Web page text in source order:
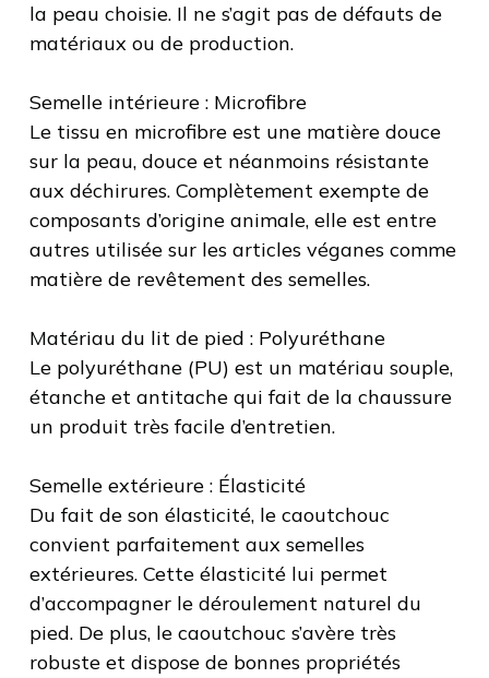
la peau choisie. Il ne s’agit pas de défauts de
matériaux ou de production.
Semelle intérieure : Microfibre
Le tissu en microfibre est une matière douce
sur la peau, douce et néanmoins résistante
aux déchirures. Complètement exempte de
composants d’origine animale, elle est entre
autres utilisée sur les articles véganes comme
matière de revêtement des semelles.
Matériau du lit de pied : Polyuréthane
Le polyuréthane (PU) est un matériau souple,
étanche et antitache qui fait de la chaussure
un produit très facile d’entretien.
Semelle extérieure : Élasticité
Du fait de son élasticité, le caoutchouc
convient parfaitement aux semelles
extérieures. Cette élasticité lui permet
d’accompagner le déroulement naturel du
pied. De plus, le caoutchouc s’avère très
robuste et dispose de bonnes propriétés